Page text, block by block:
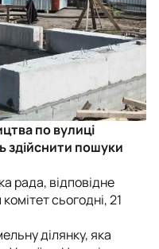
по вулиці
здійснити пошуки
рада, відповідне
сьогодні, 21
ділянку, яка